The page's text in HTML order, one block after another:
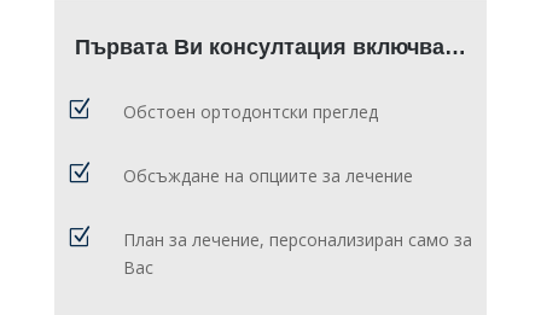
Първата Ви консултация включва…
Z Обстоен ортодонтски преглед
Z Обсъждане на опциите за лечение
Z
План за лечение, персонализиран само за
Вас